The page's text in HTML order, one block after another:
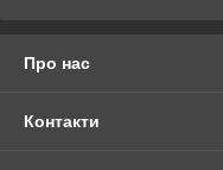
Про нас
Контакти